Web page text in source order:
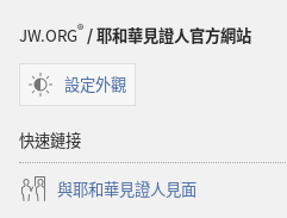
JW.ORG® / 耶和華見證人官方網站
設定外觀
快速鏈接
與耶和華見證人見面